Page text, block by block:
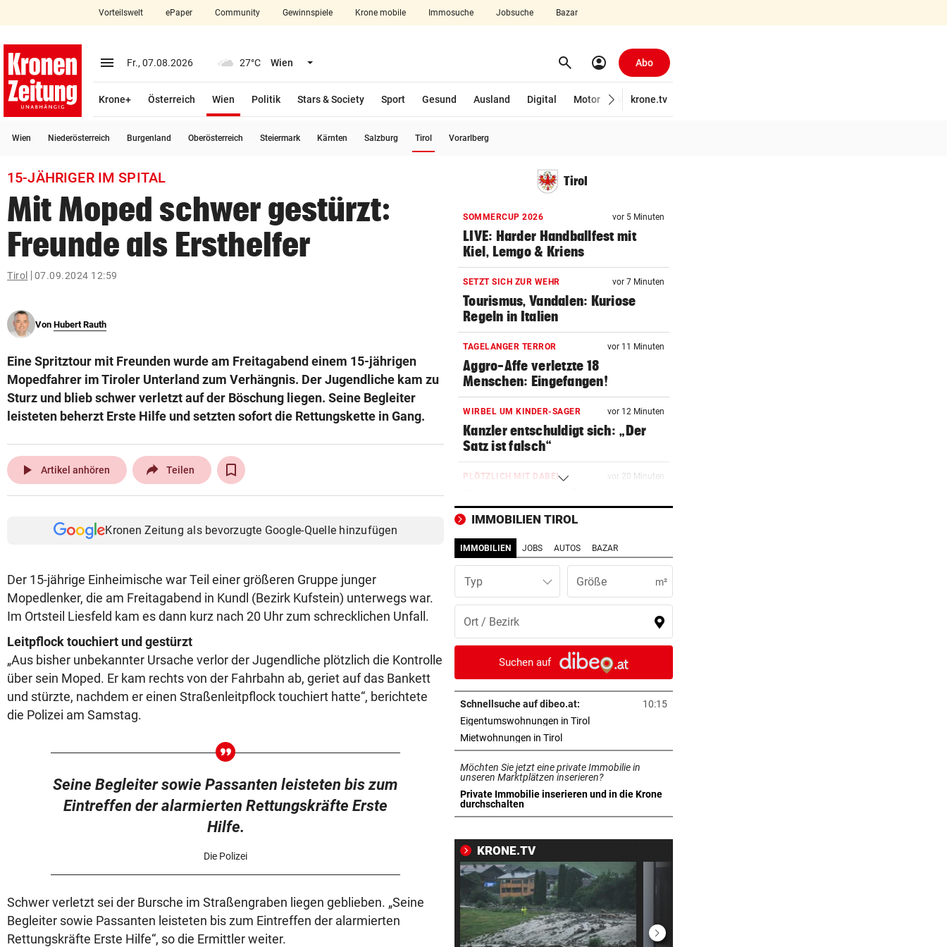
closeSchließen
account_circle Anmelden
arrow_right
bookmark
search
Suchbegriff
eingeben
© Krone Multimedia GmbH & Co KG 2026
Vorteilswelt ePaper Community Gewinnspiele Krone mobile Immosuche Jobsuche Bazar
menu Menü aufklappen
Fr., 07.08.2026 27°C Wien Menü aufklappen search Suchen
account_circle Abo
Krone+ Österreich Wien
Politik
Stars & Society Sport Gesund Ausland Digital Motor Wirtschaft
krone.tv
Wien Niederösterreich Burgenland Oberösterreich Steiermark Kärnten Salzburg Tirol Vorarlberg
15-JÄHRIGER IM SPITAL
Mit Moped schwer gestürzt:
Freunde als Ersthelfer
Tirol 07.09.2024 12:59
Von Hubert Rauth
Eine Spritztour mit Freunden wurde am Freitagabend einem 15-jährigen
Mopedfahrer im Tiroler Unterland zum Verhängnis. Der Jugendliche kam zu
Sturz und blieb schwer verletzt auf der Böschung liegen. Seine Begleiter
leisteten beherzt Erste Hilfe und setzten sofort die Rettungskette in Gang.
play_arrow Artikel anhören Teilen
Kronen Zeitung als bevorzugte Google-Quelle hinzufügen
Der 15-jährige Einheimische war Teil einer größeren Gruppe junger
Mopedlenker, die am Freitagabend in Kundl (Bezirk Kufstein) unterwegs war.
Im Ortsteil Liesfeld kam es dann kurz nach 20 Uhr zum schrecklichen Unfall.
Leitpflock touchiert und gestürzt
„Aus bisher unbekannter Ursache verlor der Jugendliche plötzlich die Kontrolle
über sein Moped. Er kam rechts von der Fahrbahn ab, geriet auf das Bankett
und stürzte, nachdem er einen Straßenleitpflock touchiert hatte“, berichtete
die Polizei am Samstag.
Seine Begleiter sowie Passanten leisteten bis zum
Eintreffen der alarmierten Rettungskräfte Erste
Hilfe.
Die Polizei
Schwer verletzt sei der Bursche im Straßengraben liegen geblieben. „Seine
Begleiter sowie Passanten leisteten bis zum Eintreffen der alarmierten
Rettungskräfte Erste Hilfe“, so die Ermittler weiter.
Tirol
SOMMERCUP 2026 vor 5 Minuten
LIVE: Harder Handballfest mit
Kiel, Lemgo & Kriens
SETZT SICH ZUR WEHR vor 7 Minuten
Tourismus, Vandalen: Kuriose
Regeln in Italien
TAGELANGER TERROR vor 11 Minuten
Aggro-Affe verletzte 18
Menschen: Eingefangen!
WIRBEL UM KINDER-SAGER vor 12 Minuten
Kanzler entschuldigt sich: „Der
Satz ist falsch“
PLÖTZLICH MIT DABEI vor 20 Minuten
im Trainingslager
„MÄCHTIG UND SCHÖN“
Mann (37) gesteht Brandstiftung
in den USA
FRAGE DES TAGES vor 35 Minuten
Bekommen Mütter genug
Unterstützung vom Staat?
vor 38 Minuten
Kleinkind bei Sturz aus Fenster
schwer verletzt
APPELL IM LUXUS-HOTEL
Bayern mahnt Konkurrenz: „Das
kann es nicht sein!“
HARTWIG IN ST. PÖLTEN vor einer Stunde
Filmreife Rückkehr des
GEGEN WATTENS vor einer Stunde
Altachs Massombo kennt den
Schlüssel zum Erfolg
URSACHE GEKLÄRT vor einer Stunde
IMMOBILIEN TIROL
IMMOBILIEN JOBS AUTOS BAZAR
Typ m²
Suchen auf
Schnellsuche auf dibeo.at:
10:15
Eigentumswohnungen in Tirolin neuem Tab öffnen
Mietwohnungen in Tirolin neuem Tab öffnen
Möchten Sie jetzt eine private Immobilie in
unseren Marktplätzen inserieren?
Private Immobilie inserieren und in die Krone
durchschalten
in neuem Tab öffnen
KRONE.TV